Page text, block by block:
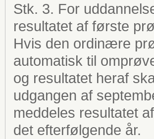
Stk. 3. For
resultatet af første
Hvis den ordinære
automatisk til
og resultatet heraf
udgangen af
meddeles resultatet
det efterfølgende år.